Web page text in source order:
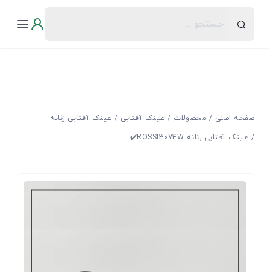
صفحه اصلی محصولات عینک آفتابی
عینک آفتابی زنانه
عینک آفتابی زنانه ROSSI3074W✔️